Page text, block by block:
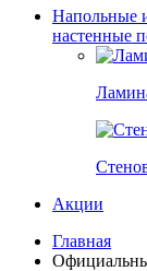
Напольные
настенные
Акции
Главная